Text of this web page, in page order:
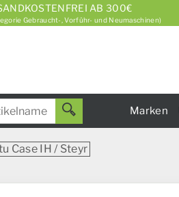
AB 300€
Gebraucht-, Vorführ- und Neumaschinen)
Marken
Case IH / Steyr